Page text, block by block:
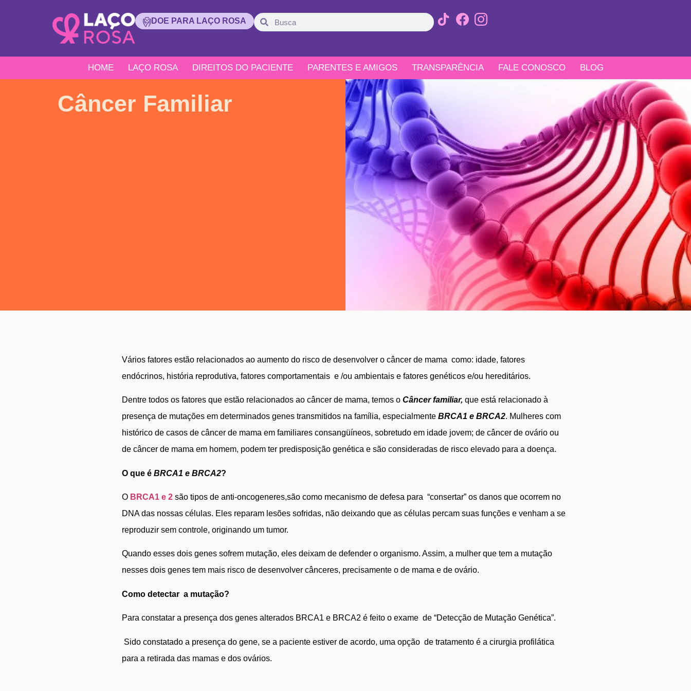
DOE PARA LAÇO ROSA
HOME LAÇO ROSA DIREITOS DO PACIENTE PARENTES E AMIGOS TRANSPARÊNCIA FALE CONOSCO BLOG
Câncer Familiar
Vários fatores estão relacionados ao aumento do risco de desenvolver o câncer de mama como: idade, fatores
endócrinos, história reprodutiva, fatores comportamentais e /ou ambientais e fatores genéticos e/ou hereditários.
Dentre todos os fatores que estão relacionados ao câncer de mama, temos o Câncer familiar, que está relacionado à
presença de mutações em determinados genes transmitidos na família, especialmente BRCA1 e BRCA2. Mulheres com
histórico de casos de câncer de mama em familiares consangüíneos, sobretudo em idade jovem; de câncer de ovário ou
de câncer de mama em homem, podem ter predisposição genética e são consideradas de risco elevado para a doença.
O que é BRCA1 e BRCA2?
O BRCA1 e 2 são tipos de anti-oncogeneres,são como mecanismo de defesa para “consertar” os danos que ocorrem no
DNA das nossas células. Eles reparam lesões sofridas, não deixando que as células percam suas funções e venham a se
reproduzir sem controle, originando um tumor.
Quando esses dois genes sofrem mutação, eles deixam de defender o organismo. Assim, a mulher que tem a mutação
nesses dois genes tem mais risco de desenvolver cânceres, precisamente o de mama e de ovário.
Como detectar a mutação?
Para constatar a presença dos genes alterados BRCA1 e BRCA2 é feito o exame de “Detecção de Mutação Genética”.
Sido constatado a presença do gene, se a paciente estiver de acordo, uma opção de tratamento é a cirurgia profilática
para a retirada das mamas e dos ovários.